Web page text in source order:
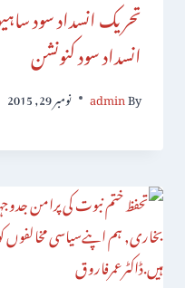
تحریک انسداد سود
انسداد سود کنونشن
By
admin نومبر 29, 2015